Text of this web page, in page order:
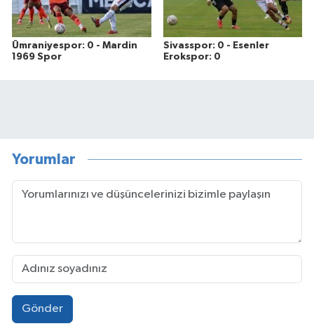
Ümraniyespor: 0 - Mardin
1969 Spor
Sivasspor: 0 - Esenler
Erokspor: 0
Yorumlar
Gönder